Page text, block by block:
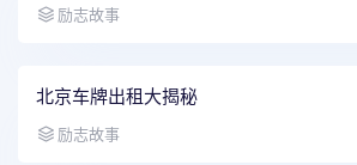
励志故事
北京车牌出租大揭秘
励志故事